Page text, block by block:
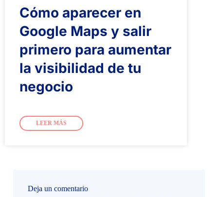
Cómo aparecer en
Google Maps y salir
primero para aumentar
la visibilidad de tu
negocio
LEER MÁS
Deja un comentario